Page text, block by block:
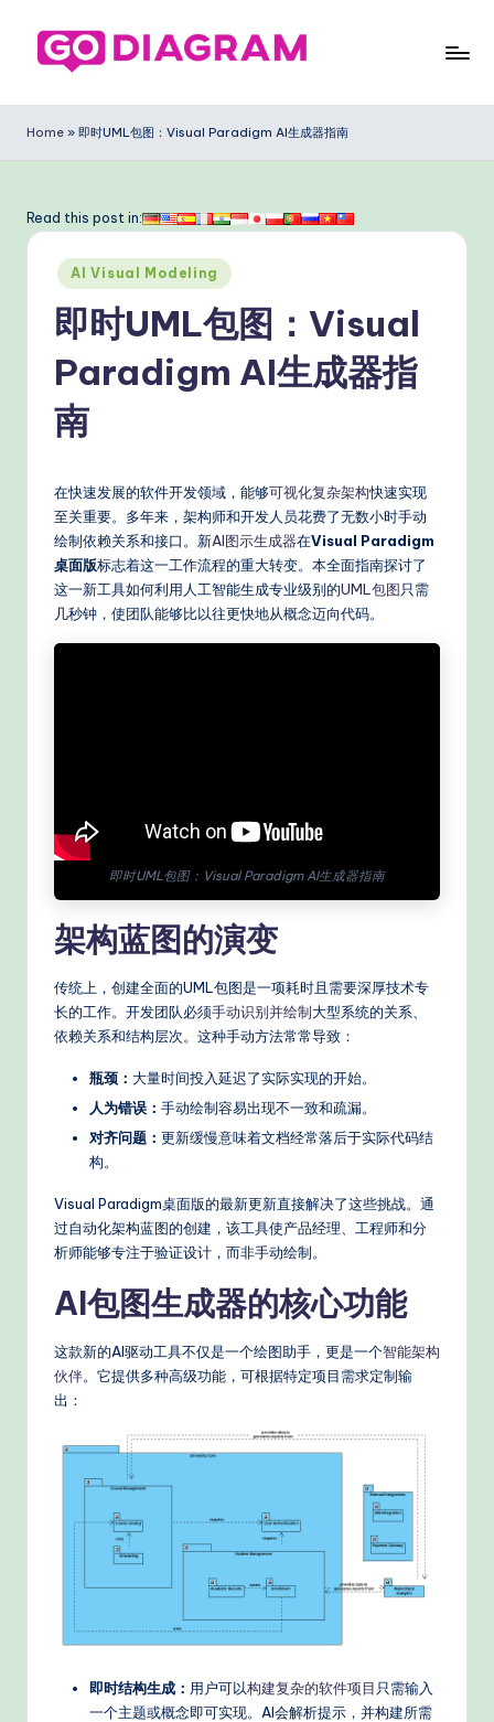
o
ia
g
ra
m
m
pl
d
C
hi
o
A
fl
&
Home » 即时UML包图：Visual Paradigm AI生成器指南
Read this post in:
Posted
in
AI Visual Modeling
即时UML包图：Visual
Paradigm AI生成器指
南
在快速发展的软件开发领域，能够可视化复杂架构快速实现
至关重要。多年来，架构师和开发人员花费了无数小时手动
绘制依赖关系和接口。新AI图示生成器在Visual Paradigm
桌面版标志着这一工作流程的重大转变。本全面指南探讨了
这一新工具如何利用人工智能生成专业级别的UML包图只需
几秒钟，使团队能够比以往更快地从概念迈向代码。
即时UML包图：Visual Paradigm AI生成器指南
架构蓝图的演变
传统上，创建全面的UML包图是一项耗时且需要深厚技术专
长的工作。开发团队必须手动识别并绘制大型系统的关系、
依赖关系和结构层次。这种手动方法常常导致：
瓶颈： 大量时间投入延迟了实际实现的开始。
人为错误： 手动绘制容易出现不一致和疏漏。
对齐问题： 更新缓慢意味着文档经常落后于实际代码结
构。
Visual Paradigm桌面版的最新更新直接解决了这些挑战。通
过自动化架构蓝图的创建，该工具使产品经理、工程师和分
析师能够专注于验证设计，而非手动绘制。
AI包图生成器的核心功能
这款新的AI驱动工具不仅是一个绘图助手，更是一个智能架构
伙伴。它提供多种高级功能，可根据特定项目需求定制输
出：
即时结构生成： 用户可以构建复杂的软件项目 只需输入
一个主题或概念即可实现。AI会解析提示，并构建所需